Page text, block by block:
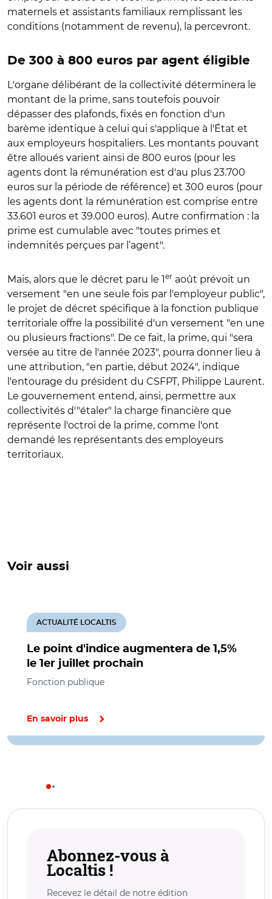
maternels et assistants familiaux remplissant les
conditions (notamment de revenu), la percevront.
De 300 à 800 euros par agent éligible
L'organe délibérant de la collectivité déterminera le
montant de la prime, sans toutefois pouvoir
dépasser des plafonds, fixés en fonction d'un
barème identique à celui qui s'applique à l'État et
aux employeurs hospitaliers. Les montants pouvant
être alloués varient ainsi de 800 euros (pour les
agents dont la rémunération est d'au plus 23.700
euros sur la période de référence) et 300 euros (pour
les agents dont la rémunération est comprise entre
33.601 euros et 39.000 euros). Autre confirmation : la
prime est cumulable avec "toutes primes et
indemnités perçues par l’agent".
Mais, alors que le décret paru le 1er août prévoit un
versement "en une seule fois par l'employeur public",
le projet de décret spécifique à la fonction publique
territoriale offre la possibilité d'un versement "en une
ou plusieurs fractions". De ce fait, la prime, qui "sera
versée au titre de l'année 2023", pourra donner lieu à
une attribution, "en partie, début 2024", indique
l'entourage du président du CSFPT, Philippe Laurent.
Le gouvernement entend, ainsi, permettre aux
collectivités d'"étaler" la charge financière que
représente l'octroi de la prime, comme l'ont
demandé les représentants des employeurs
territoriaux.
Voir aussi
Le point d'indice augmentera de 1,5%
le 1er juillet prochain
ACTUALITÉ LOCALTIS
Fonction publique
En savoir plus
Abonnez-vous à
Localtis !
Recevez le détail de notre édition